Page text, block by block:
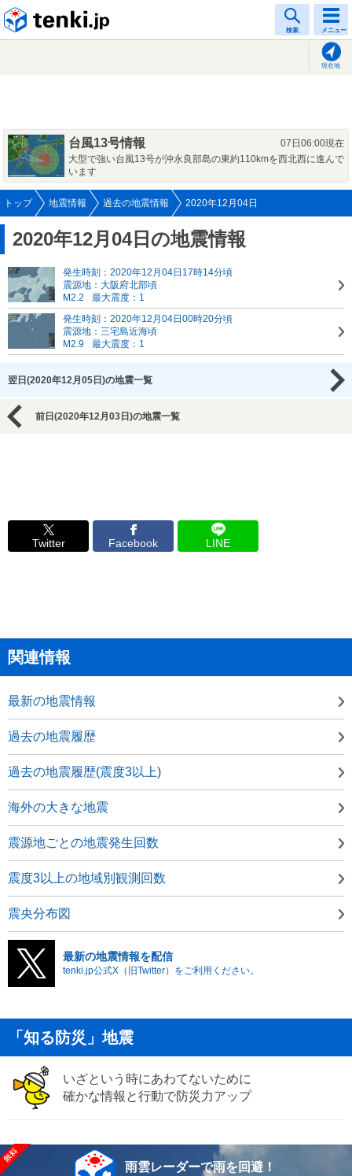
検索 メニュー
現在地
台風13号情報
07日06:00現在
大型で強い台風13号が沖永良部島の東約110kmを西北西に進んで
います
トップ 地震情報 過去の地震情報 2020年12月04日
2020年12月04日の地震情報
発生時刻：2020年12月04日17時14分頃
震源地：大阪府北部頃
M2.2
最大震度：1
発生時刻：2020年12月04日00時20分頃
震源地：三宅島近海頃
M2.9
最大震度：1
翌日(2020年12月05日)の地震一覧
前日(2020年12月03日)の地震一覧
Twitter Facebook LINE
関連情報
最新の地震情報
過去の地震履歴
過去の地震履歴(震度3以上)
海外の大きな地震
震源地ごとの地震発生回数
震度3以上の地域別観測回数
震央分布図
最新の地震情報を配信
tenki.jp公式X（旧Twitter）をご利用ください。
「知る防災」地震
いざという時にあわてないために
確かな情報と行動で防災力アップ
雨雲レーダーで雨を回避！